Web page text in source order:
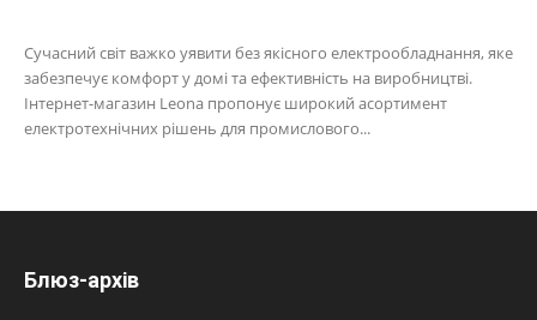
Сучасний світ важко уявити без якісного електрообладнання, яке
забезпечує комфорт у домі та ефективність на виробництві.
Інтернет-магазин Leona пропонує широкий асортимент
електротехнічних рішень для промислового...
Блюз-архів